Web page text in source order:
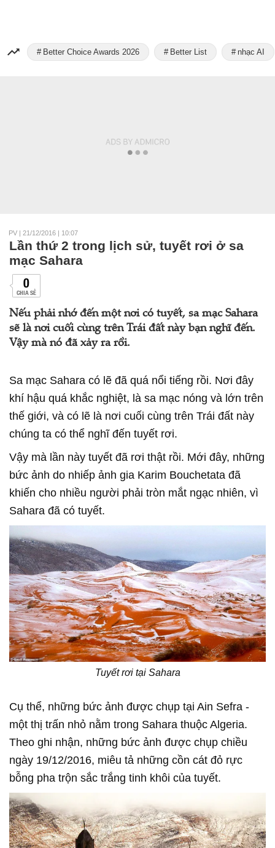
Better Choice Awards 2026 Better List nhạc AI
PV | 21/12/2016 | 10:07
Lần thứ 2 trong lịch sử, tuyết rơi ở sa
mạc Sahara
0
CHIA SẺ
Nếu phải nhớ đến một nơi có tuyết, sa mạc Sahara
sẽ là nơi cuối cùng trên Trái đất này bạn nghĩ đến.
Vậy mà nó đã xảy ra rồi.
Sa mạc Sahara có lẽ đã quá nổi tiếng rồi. Nơi đây
khí hậu quá khắc nghiệt, là sa mạc nóng và lớn trên
thế giới, và có lẽ là nơi cuối cùng trên Trái đất này
chúng ta có thể nghĩ đến tuyết rơi.
Vậy mà lần này tuyết đã rơi thật rồi. Mới đây, những
bức ảnh do nhiếp ảnh gia Karim Bouchetata đã
khiến cho nhiều người phải tròn mắt ngạc nhiên, vì
Sahara đã có tuyết.
Tuyết rơi tại Sahara
Cụ thể, những bức ảnh được chụp tại Ain Sefra -
một thị trấn nhỏ nằm trong Sahara thuộc Algeria.
Theo ghi nhận, những bức ảnh được chụp chiều
ngày 19/12/2016, miêu tả những cồn cát đỏ rực
bỗng pha trộn sắc trắng tinh khôi của tuyết.